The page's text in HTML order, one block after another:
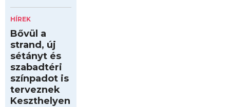
HÍREK
Bővül a
strand, új
sétányt és
szabadtéri
színpadot is
terveznek
Keszthelyen